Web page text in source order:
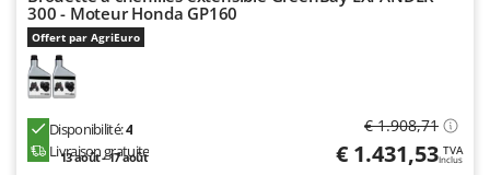
300 - Moteur Honda GP160
Offert par AgriEuro
Disponibilité:4
Livraison gratuite
13 août - 17 août
€ 1.908,71
€ 1.431,53 TVA
Inclus